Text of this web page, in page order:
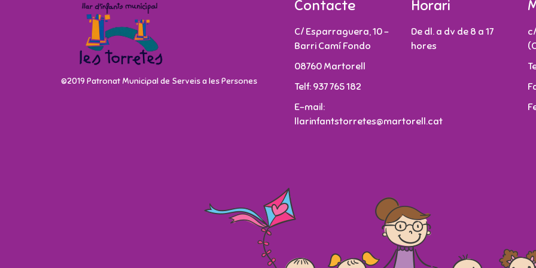
©2019 Patronat Municipal de Serveis a les Persones
Contacte
C/ Esparraguera, 10 -
Barri Camí Fondo
08760 Martorell
Telf: 937 765 182
E-mail:
llarinfantstorretes@martorell.cat
Horari
De dl. a dv de 8 a 17
hores